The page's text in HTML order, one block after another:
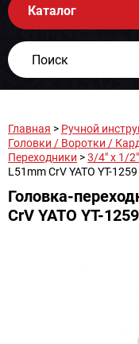
Каталог
Главная > Ручной
Головки / Воротки /
Переходники >3/4" х 1/2"
L51mm CrV YATO YT-1259
Головка-
CrV YATO YT-1259